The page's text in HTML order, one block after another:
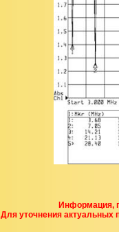
Информация,
Для уточнения актуальных